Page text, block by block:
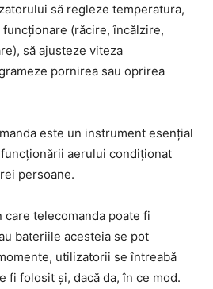
să regleze temperatura,
(răcire, încălzire,
să ajusteze viteza
pornirea sau oprirea
este un instrument esențial
aerului condiționat
persoane.
telecomanda poate fi
bateriile acesteia se pot
utilizatorii se întreabă
fi folosit și, dacă da, în ce mod.